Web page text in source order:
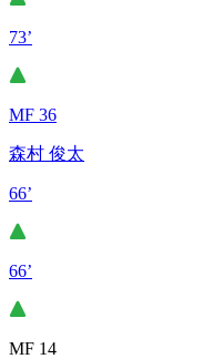
73’
MF 36
森村 俊太
66’
66’
MF 14